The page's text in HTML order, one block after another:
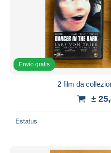
Envío gratis
2 film da
±
Estatus